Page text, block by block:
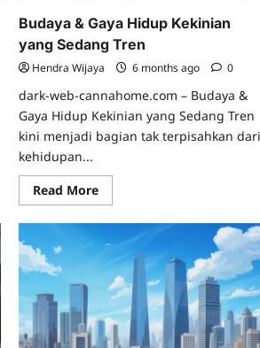
Budaya & Gaya Hidup Kekinian
yang Sedang Tren
Hendra Wijaya 6 months ago 0
dark-web-cannahome.com – Budaya &
Gaya Hidup Kekinian yang Sedang Tren
kini menjadi bagian tak terpisahkan dari
kehidupan...
Read MoreRead
more
Budaya
&
Gaya
Hidup
Kekinian
yang
Sedang
Tren